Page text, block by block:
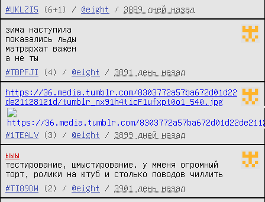
#UKLZI5
(6+1) / @eight / 3889 дней назад
зима наступила
показались льды
матрархат важен
а не ты
#TBPFJI
(4) / @eight / 3891 день назад
https://36.media.tumblr.com/8303772a57ba672d01d22
de21128121d/tumblr_nx91h4ticF1ufxpt0o1_540.jpg
#1TEALV (3) / @eight / 3899 дней назад
ыыы
тестирование, шмыстирование. у мменя огромный
торт, ролики на ютуб и столько поводов чиллить
#TI89DW
(2) / @eight / 3901 день назад